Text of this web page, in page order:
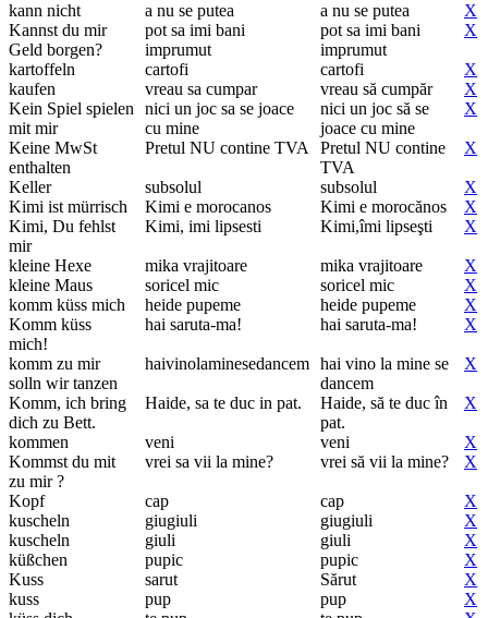
kann nicht
a nu se putea a nu se putea
X
Kannst du mir
Geld borgen?
pot sa imi bani
imprumut
pot sa imi bani
imprumut
X
kartoffeln cartofi cartofi
X
kaufen
vreau sa cumpar vreau să cumpăr
X
Kein Spiel spielen
mit mir
nici un joc sa se joace
cu mine
nici un joc să se
joace cu mine
X
Keine MwSt
enthalten
Pretul NU contine TVA
Pretul NU contine
TVA
X
Keller subsolul subsolul
X
Kimi ist mürrisch
Kimi e morocanos Kimi e morocănos
X
Kimi, Du fehlst
mir
Kimi, imi lipsesti Kimi,îmi lipseşti X
kleine Hexe mika vrajitoare mika vrajitoare
X
kleine Maus
soricel mic soricel mic
X
komm küss mich
heide pupeme heide pupeme
X
Komm küss
mich!
hai saruta-ma! hai saruta-ma! X
komm zu mir
solln wir tanzen
haivinolaminesedancem hai vino la mine se
dancem
X
Komm, ich bring
dich zu Bett.
Haide, sa te duc in pat.
Haide, să te duc în
pat.
X
kommen veni veni
X
Kommst du mit
zu mir ?
vrei sa vii la mine? vrei să vii la mine? X
Kopf cap cap
X
kuscheln
giugiuli giugiuli
X
kuscheln
giuli giuli
X
küßchen
pupic pupic
X
Kuss
sarut Sărut
X
kuss
pup pup
X